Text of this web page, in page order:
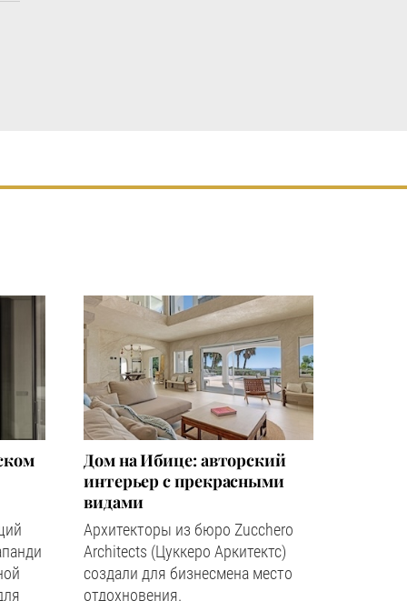
Дом на Ибице: авторский
интерьер с прекрасными
видами
Архитекторы из бюро Zucchero
Architects (Цуккеро Аркитектс)
создали для бизнесмена место
отдохновения.